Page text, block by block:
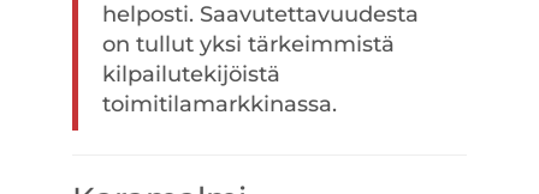
helposti. Saavutettavuudesta
on tullut yksi tärkeimmistä
kilpailutekijöistä
toimitilamarkkinassa.